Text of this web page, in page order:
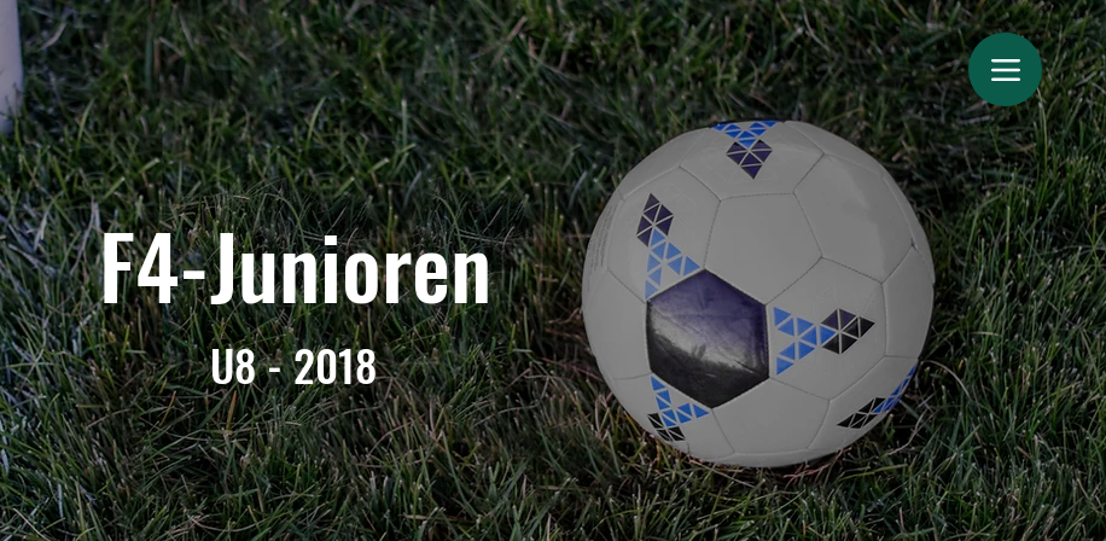
F4-Junioren
U8 - 2018